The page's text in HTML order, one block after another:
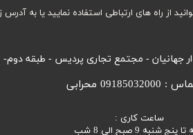
از راه های ارتباطی استفاده نمایید یا به آدرس
جهانیان - مجتمع تجاری پردیس - طبقه دوم-
ساعت کاری :
شنبه 9 صبح الی 8 شب
محرابی